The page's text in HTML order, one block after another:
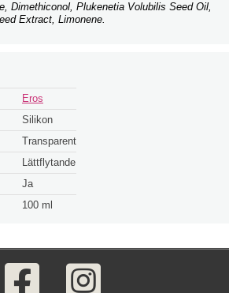
Dimethiconol, Plukenetia Volubilis Seed Oil,
Extract, Limonene.
Eros
Silikon
Transparent
Lättflytande
Ja
100 ml